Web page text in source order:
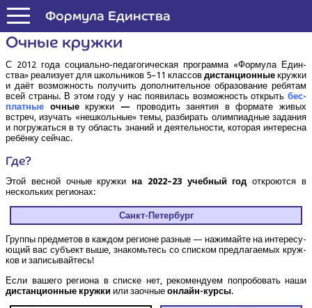
Формула Единства
Очные круж­ки
С 2012 года соци­аль­но-педа­го­ги­че­ская про­грам­ма «Фор­му­ла Един­
ства» реа­ли­зу­ет для школь­ни­ков 5–11 клас­сов дистан­ци­он­ные круж­ки
и даёт воз­мож­ность полу­чить допол­ни­тель­ное обра­зо­ва­ние ребя­там
всей стра­ны. В этом году у нас появи­лась воз­мож­ность открыть бес­
плат­ные очныекруж­ки — про­во­дить заня­тия в фор­ма­те живых
встреч, изу­чать «нешколь­ные» темы, раз­би­рать олим­пи­ад­ные зада­ния
и погру­жать­ся в ту область зна­ний и дея­тель­но­сти, кото­рая инте­рес­на
ребён­ку сейчас.
Где?
Этой вес­ной очные круж­кина 2022–23 учеб­ный год откро­ют­ся в
несколь­ких регионах:
Санкт-Петер­бург
Груп­пы пред­ме­тов в каж­дом реги­оне раз­ные — нажи­май­те на инте­ре­су­
ю­щий вас субъ­ект выше, зна­комь­тесь со спис­ком пред­ла­га­е­мых круж­
ков и записывайтесь!
Если ваше­го реги­о­на в спис­ке нет, реко­мен­ду­ем попро­бо­вать наши
дистан­ци­он­ные круж­ки или заоч­ные онлайн-кур­сы.